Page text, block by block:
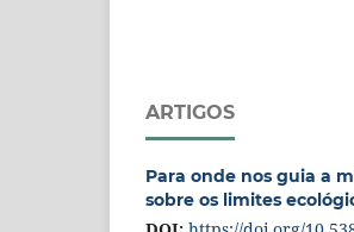
ARTIGOS
Para onde nos guia a
sobre os limites